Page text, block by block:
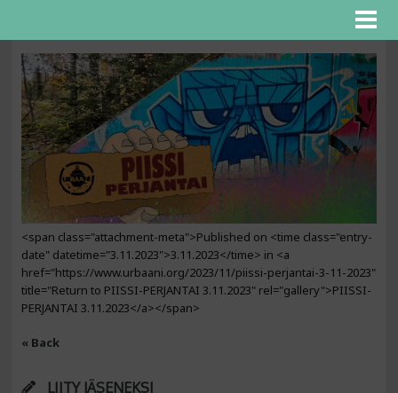
<span class="attachment-meta">Published on <time class="entry-
date" datetime="3.11.2023">3.11.2023</time> in <a
href="https://www.urbaani.org/2023/11/piissi-perjantai-3-11-2023"
title="Return to PIISSI-PERJANTAI 3.11.2023" rel="gallery">PIISSI-
PERJANTAI 3.11.2023</a></span>
« Back
LIITY JÄSENEKSI